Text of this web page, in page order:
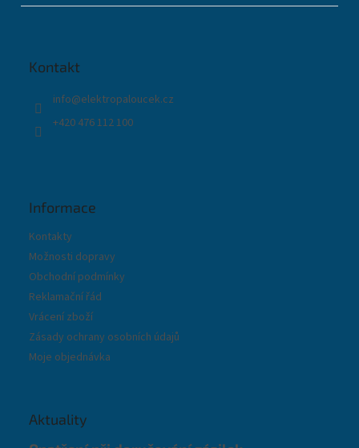
Kontakt
info@elektropaloucek.cz
+420 476 112 100
Informace
Kontakty
Možnosti dopravy
Obchodní podmínky
Reklamační řád
Vrácení zboží
Zásady ochrany osobních údajů
Moje objednávka
Aktuality